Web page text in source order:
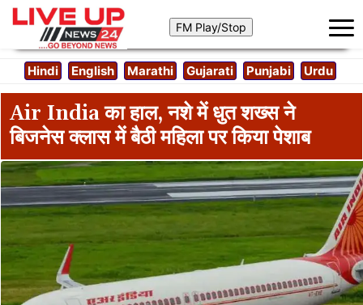
Hindi English Marathi Gujarati Punjabi Urdu
Air India का हाल, नशे में धुत शख्स ने
बिजनेस क्लास में बैठी महिला पर किया पेशाब